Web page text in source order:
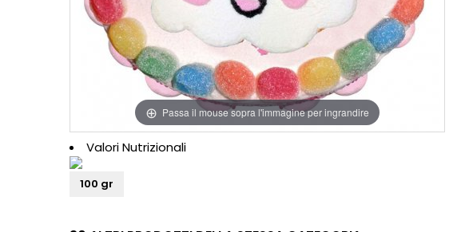
Passa il mouse sopra l'immagine per ingrandire
Valori Nutrizionali
100 gr